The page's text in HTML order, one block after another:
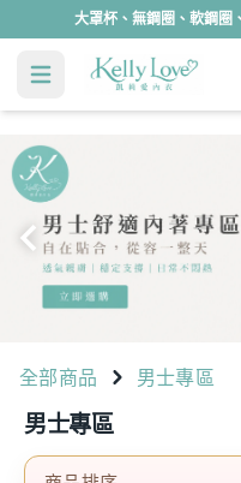
大罩杯、無鋼圈、軟鋼圈
全部商品 男士專區
男士專區